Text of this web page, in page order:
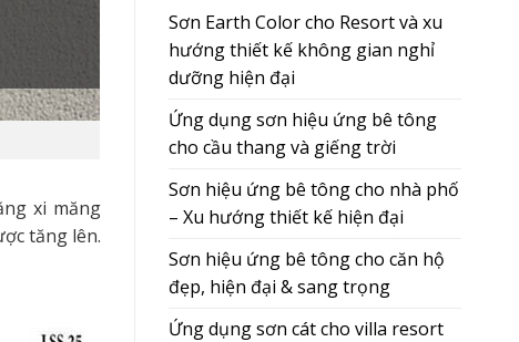
xi măng
tăng lên.
Sơn Earth Color cho Resort và xu
hướng thiết kế không gian nghỉ
dưỡng hiện đại
Ứng dụng sơn hiệu ứng bê tông
cho cầu thang và giếng trời
Sơn hiệu ứng bê tông cho nhà phố
– Xu hướng thiết kế hiện đại
Sơn hiệu ứng bê tông cho căn hộ
đẹp, hiện đại & sang trọng
Ứng dụng sơn cát cho villa resort